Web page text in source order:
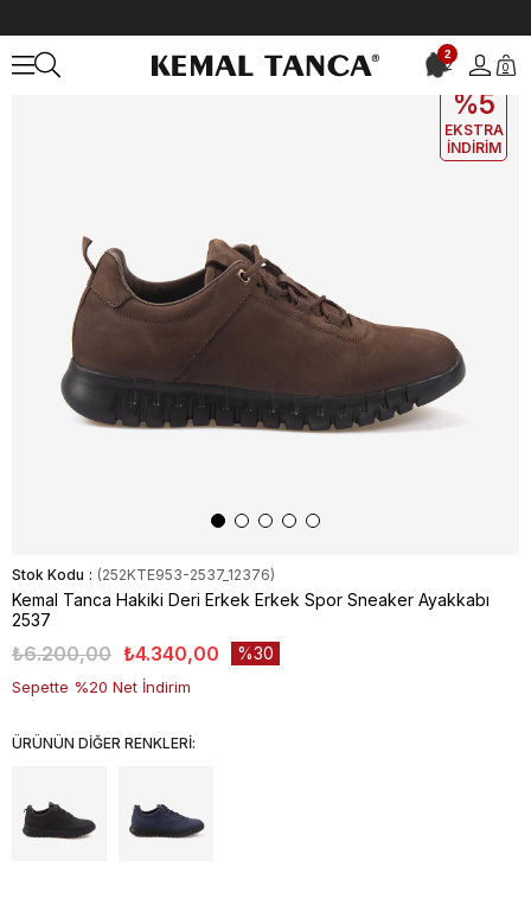
2
2 0
EKLE5
%5
EKSTRA
İNDİRİM
Stok Kodu (252KTE953-2537_12376)
Kemal Tanca Hakiki Deri Erkek Erkek Spor Sneaker Ayakkabı
2537
₺6.200,00 ₺4.340,00 30
Sepette %20 Net İndirim
ÜRÜNÜN DİĞER RENKLERİ: